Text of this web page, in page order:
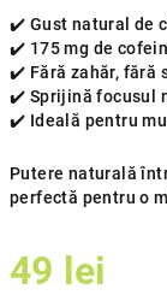
✔️ Gust natural de
✔️ 175 mg de
✔️ Fără zahăr, fără
✔️ Sprijină focusul
✔️ Ideală pentru
Putere naturală
perfectă pentru o
49 lei